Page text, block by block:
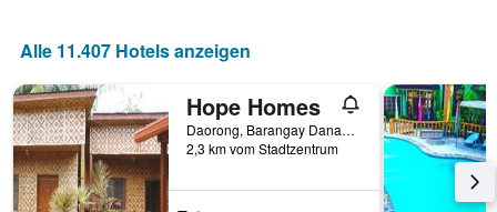
Alle 11.407 Hotels anzeigen
Hope Homes
Daorong, Barangay Danao, Panglao Island, Bohol, Panglao, Philippinen
2,3 km vom Stadtzentrum